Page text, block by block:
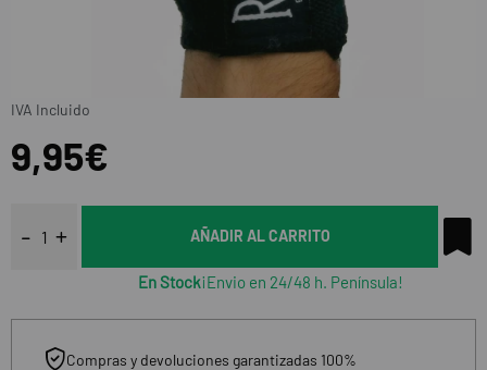
9,95€
IVA Incluido
AÑADIR AL CARRITO
En Stock¡Envio en 24/48 h. Península!
Compras y devoluciones garantizadas 100%